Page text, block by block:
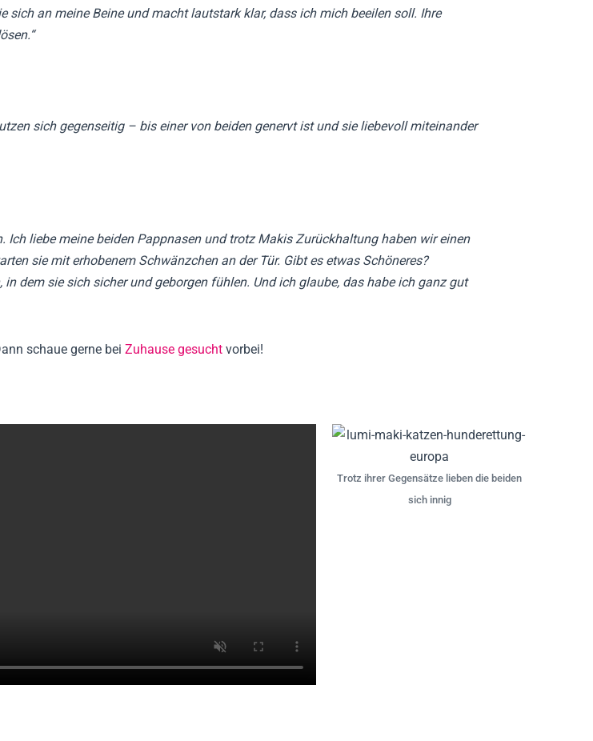
sich an meine Beine und macht lautstark klar, dass ich mich beeilen soll. Ihre
sich gegenseitig – bis einer von beiden genervt ist und sie liebevoll miteinander
Ich liebe meine beiden Pappnasen und trotz Makis Zurückhaltung haben wir einen
sie mit erhobenem Schwänzchen an der Tür. Gibt es etwas Schöneres?
dem sie sich sicher und geborgen fühlen. Und ich glaube, das habe ich ganz gut
schaue gerne bei Zuhause gesucht vorbei!
Trotz ihrer Gegensätze lieben die beiden
sich innig